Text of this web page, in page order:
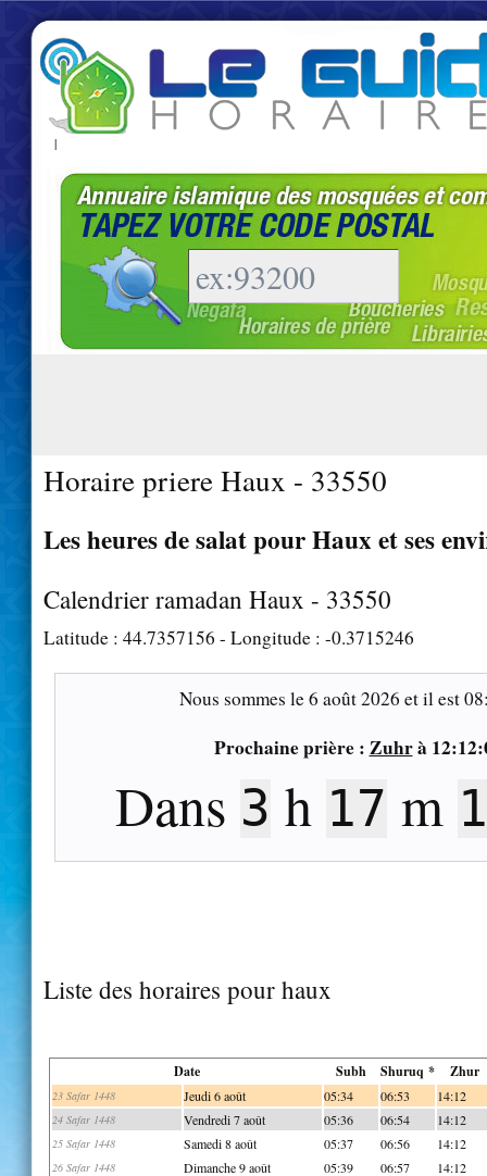
|
Horaire priere Haux - 33550
Les heures de salat pour Haux et ses
Calendrier ramadan Haux - 33550
Latitude : 44.7357156 - Longitude : -0.3715246
Nous sommes le6 août 2026 et il est
Prochaine prière : Zuhrà
Dans 3 h 17 m
Liste des horaires pour haux
Date Subh Shuruq * Zhur
23 Safar 1448 Jeudi 6 août 05:34 06:53 14:12
24 Safar 1448 Vendredi 7 août 05:36 06:54 14:12
25 Safar 1448 Samedi 8 août 05:37 06:56 14:12
26 Safar 1448 Dimanche 9 août 05:39 06:57 14:12